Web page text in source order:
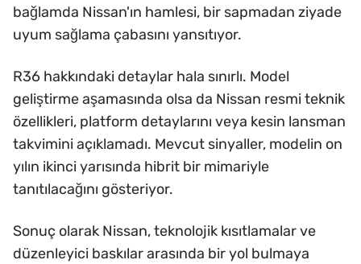
bağlamda Nissan'ın hamlesi, bir sapmadan ziyade
uyum sağlama çabasını yansıtıyor.
R36 hakkındaki detaylar hala sınırlı. Model
geliştirme aşamasında olsa da Nissan resmi teknik
özellikleri, platform detaylarını veya kesin lansman
takvimini açıklamadı. Mevcut sinyaller, modelin on
yılın ikinci yarısında hibrit bir mimariyle
tanıtılacağını gösteriyor.
Sonuç olarak Nissan, teknolojik kısıtlamalar ve
düzenleyici baskılar arasında bir yol bulmaya